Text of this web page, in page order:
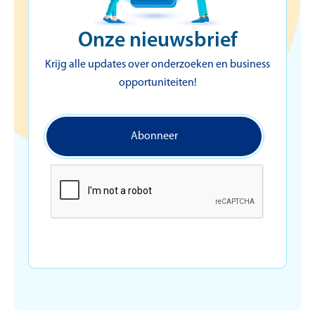
Onze nieuwsbrief
Krijg alle updates over onderzoeken en business
opportuniteiten!